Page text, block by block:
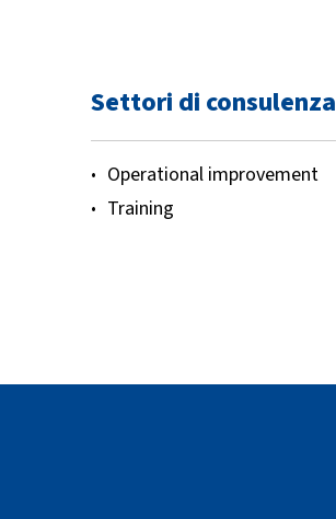
Settori di consulenza
Operational improvement
Training